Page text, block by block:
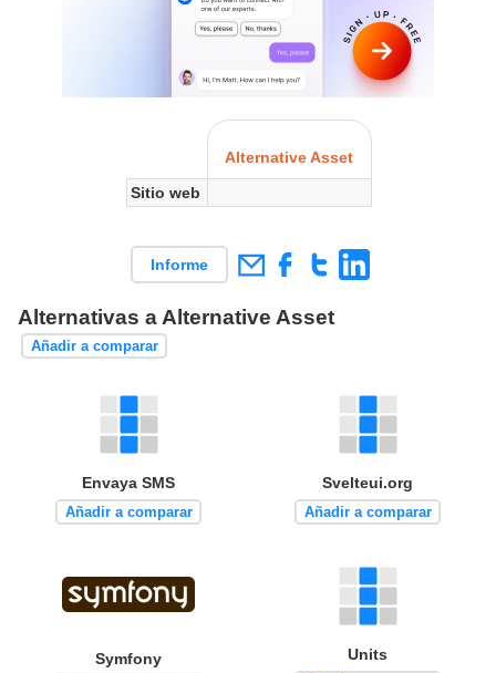
Alternative Asset
Sitio web
Informe
Alternativas a Alternative Asset
Añadir a comparar
Envaya SMS
Añadir a comparar
Svelteui.org
Añadir a comparar
Symfony Units